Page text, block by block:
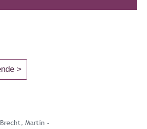
Brecht, Martin -